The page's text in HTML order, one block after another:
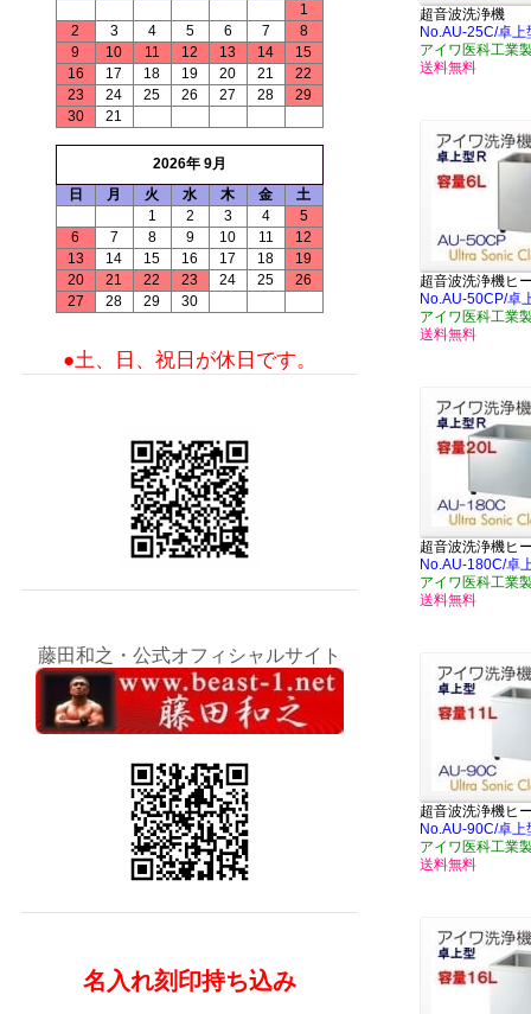
超音波洗浄機
No.AU-25C/卓上
アイワ医科工業
送料無料
超音波洗浄機ヒ
No.AU-50CP/卓
アイワ医科工業
送料無料
超音波洗浄機ヒ
No.AU-180C/卓
アイワ医科工業
送料無料
超音波洗浄機ヒ
No.AU-90C/卓上
アイワ医科工業
送料無料
1
2
3 4 5 6 7
8
9
10 11 12 13 14
15
16
17 18 19 20 21
22
23
24 25 26 27 28
29
30
21
2026年 9月
日
月 火 水 木 金
土
1
2 3 4
5
6
7 8 9 10 11
12
13
14 15 16 17 18
19
20
21 22 23 24 25
26
27
28 29 30
●土、日、祝日が休日です。
藤田和之・公式オフィシャルサイト
名入れ刻印持ち込み